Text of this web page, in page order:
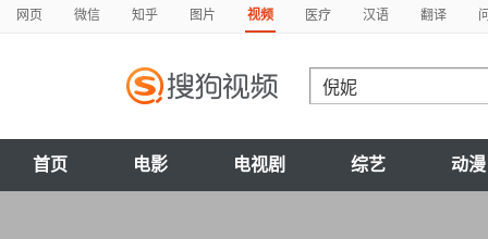
网页 微信 知乎 图片 视频 医疗 汉语 翻译
首页 电影 电视剧 综艺 动漫